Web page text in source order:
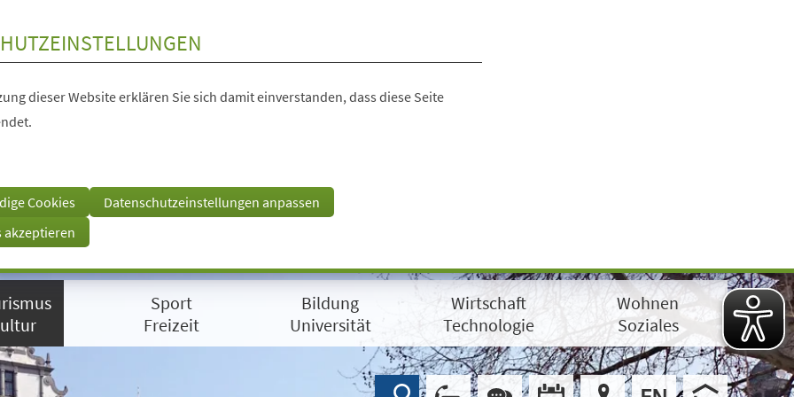
dieser Website erklären Sie sich damit einverstanden, dass diese Seite
Cookies
Datenschutzeinstellungen anpassen
akzeptieren
Sport
Freizeit
Bildung
Universität
Wirtschaft
Technologie
Wohnen
Soziales